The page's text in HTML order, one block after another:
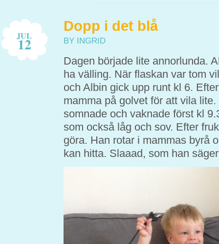
JUL
12
Dopp i det blå
BY INGRID
Dagen började lite annorlunda.
ha välling. När flaskan var tom
och Albin gick upp runt kl 6.
mamma på golvet för att vila
somnade och vaknade först kl
som också låg och sov. Efter
göra. Han rotar i mammas byrå
kan hitta. Slaaad, som han